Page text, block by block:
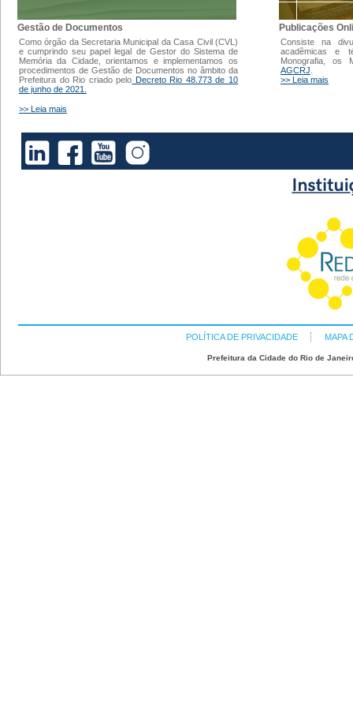
Gestão de Documentos
Como órgão da Secretaria Municipal da Casa Civil (CVL)
e cumprindo seu papel legal de Gestor do Sistema de
Memória da Cidade, orientamos e implementamos os
procedimentos de Gestão de Documentos no âmbito da
Prefeitura do Rio criado pelo Decreto Rio 48.773 de 10
de junho de 2021.
>> Leia mais
Publicações
Consiste na
acadêmicas e
Monografia, os
AGCRJ
>> Leia mais
POLÍTICA DE PRIVACIDADE MAPA
Prefeitura da Cidade do Rio de